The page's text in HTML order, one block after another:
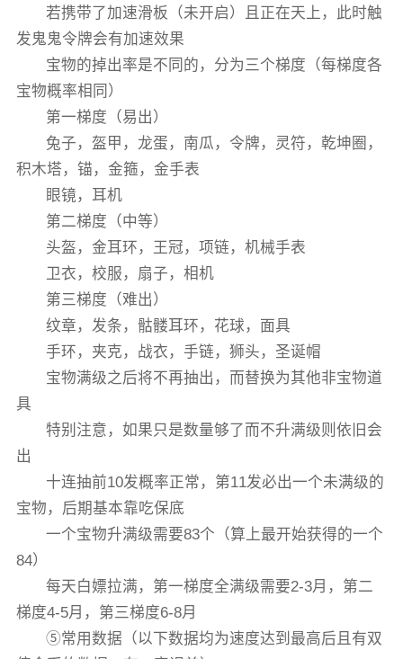
若携带了加速滑板（未开启）且正在天上，此时触
发鬼鬼令牌会有加速效果
宝物的掉出率是不同的，分为三个梯度（每梯度各
宝物概率相同）
第一梯度（易出）
兔子，盔甲，龙蛋，南瓜，令牌，灵符，乾坤圈，
积木塔，锚，金箍，金手表
眼镜，耳机
第二梯度（中等）
头盔，金耳环，王冠，项链，机械手表
卫衣，校服，扇子，相机
第三梯度（难出）
纹章，发条，骷髅耳环，花球，面具
手环，夹克，战衣，手链，狮头，圣诞帽
宝物满级之后将不再抽出，而替换为其他非宝物道
具
特别注意，如果只是数量够了而不升满级则依旧会
出
十连抽前10发概率正常，第11发必出一个未满级的
宝物，后期基本靠吃保底
一个宝物升满级需要83个（算上最开始获得的一个
84）
每天白嫖拉满，第一梯度全满级需要2-3月，第二
梯度4-5月，第三梯度6-8月
⑤常用数据（以下数据均为速度达到最高后且有双